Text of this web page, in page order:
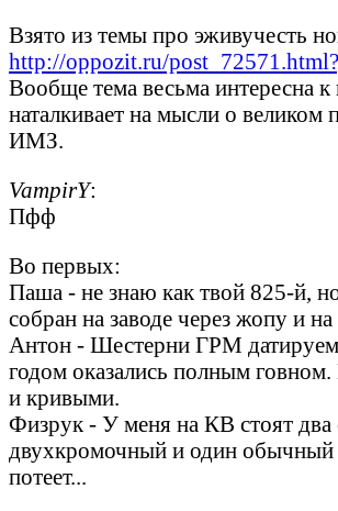
Взято из темы про эживучесть
http://oppozit.ru/
Вообще тема весьма интересна
наталкивает на мысли о великом
ИМЗ.
VampirY:
Пфф
Во первых:
Паша - не знаю как твой 825-й,
собран на заводе через жопу и
Антон - Шестерни ГРМ
годом оказались полным
и кривыми.
Физрук - У меня на КВ стоят два
двухкромочный и один обычный
потеет...